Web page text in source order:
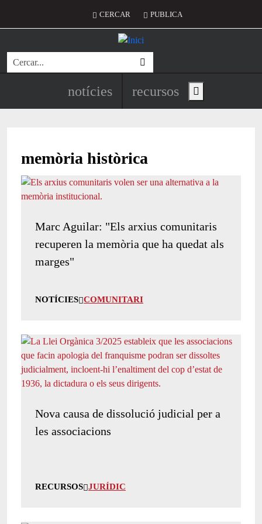
Menú del compte d'usuari
CERCAR PUBLICA
Cerca
Navegació principal de
notícies recursos Show main menu
memòria històrica
Marc Aguilar: "Els arxius comunitaris
recuperen la memòria que ha quedat als
marges"
NOTÍCIES COMUNITARI
Nova causa de dissolució judicial per a
les associacions
RECURSOS JURÍDIC